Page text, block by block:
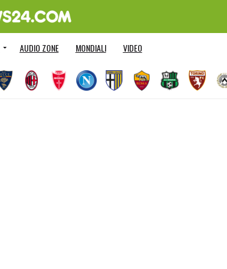
AUDIO ZONE MONDIALI VIDEO